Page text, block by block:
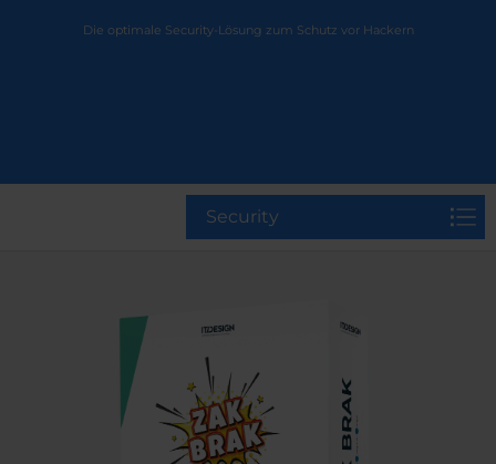
Die optimale Security-Lösung zum Schutz vor Hackern
Security